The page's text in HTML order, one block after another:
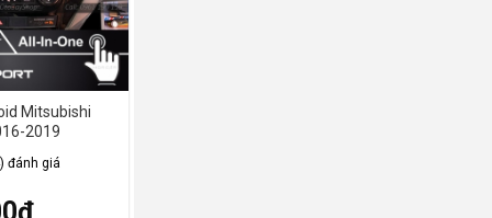
Mitsubishi
2019
đánh giá